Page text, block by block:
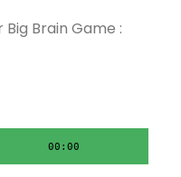
Brain Game :
00:00